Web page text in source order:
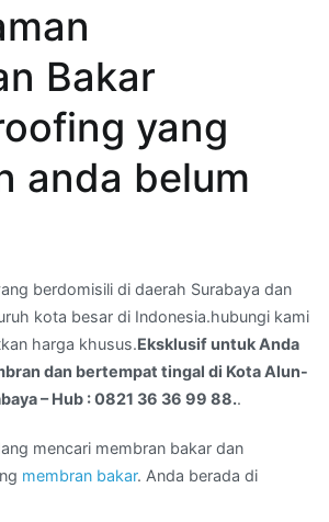
Bakar
yang
anda belum
berdomisili di daerah Surabaya dan
kota besar di Indonesia.hubungi kami
harga khusus.Eksklusif untuk Anda
dan bertempat tingal di Kota Alun-
– Hub : 0821 36 36 99 88..
mencari membran bakar dan
membran bakar. Anda berada di